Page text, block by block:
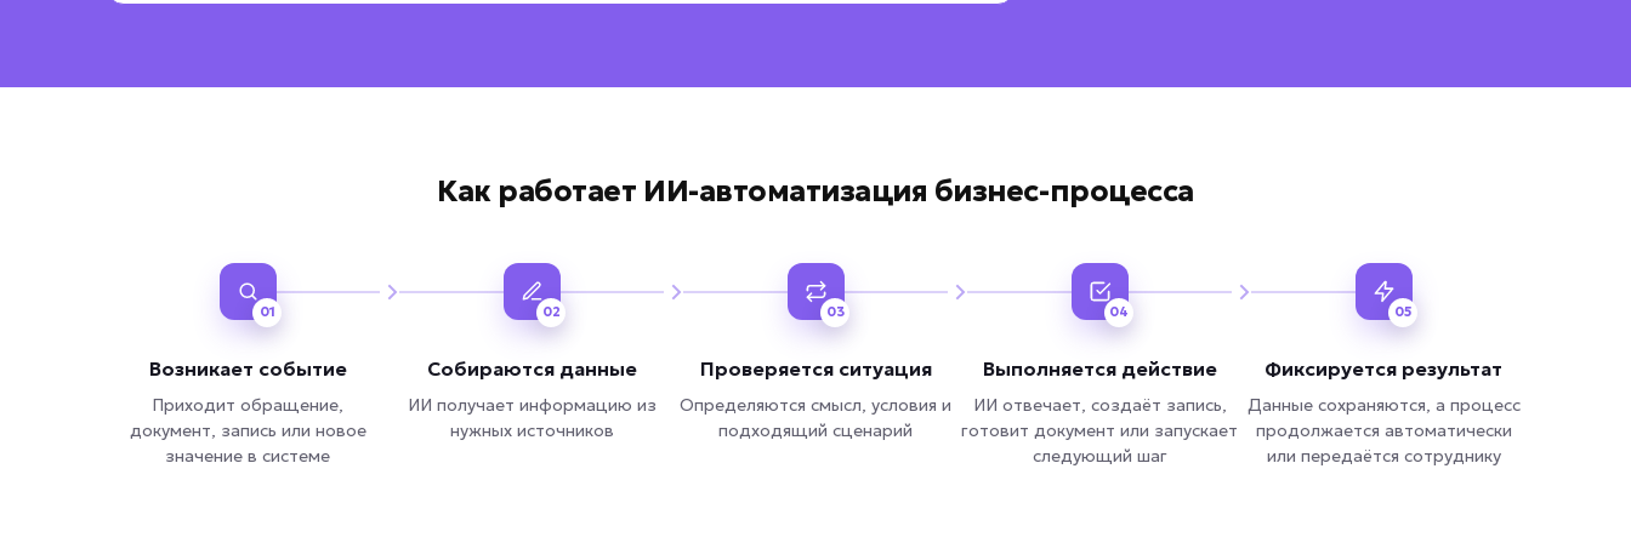
Как работает ИИ-автоматизация бизнес-процесса
01
Возникает событие
Приходит обращение,
документ, запись или новое
значение в системе
02
Собираются данные
ИИ получает информацию из
нужных источников
03
Проверяется ситуация
Определяются смысл, условия и
подходящий сценарий
04
Выполняется действие
ИИ отвечает, создаёт запись,
готовит документ или запускает
следующий шаг
05
Фиксируется результат
Данные сохраняются, а процесс
продолжается автоматически
или передаётся сотруднику